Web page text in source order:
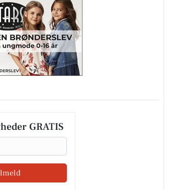
GRATIS